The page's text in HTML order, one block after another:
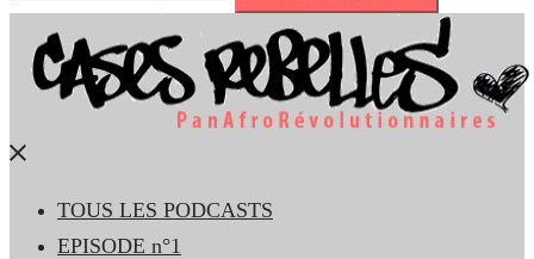
Fermer
menu
TOUS LES PODCASTS
EPISODE n°1